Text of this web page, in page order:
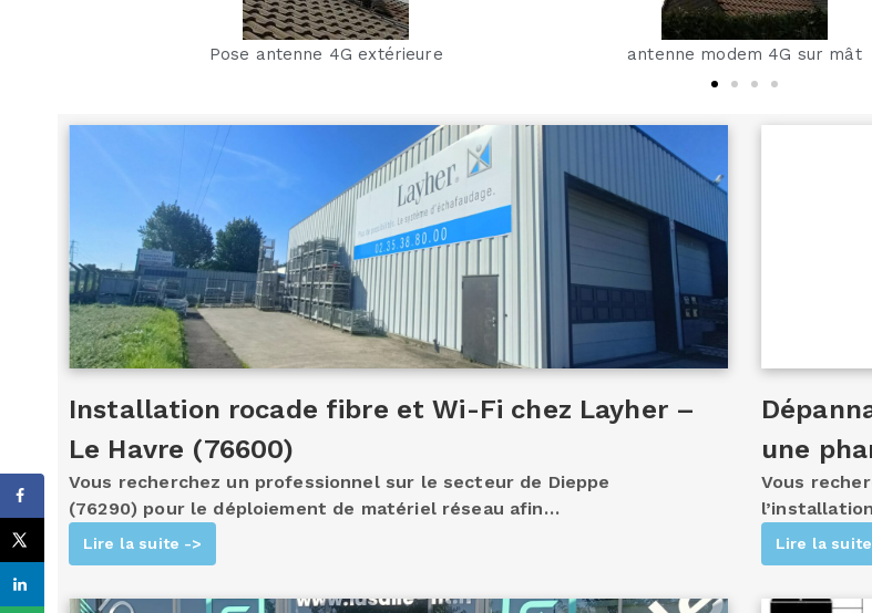
antenne modem 4G sur mât antenne modem 4g en façade
Installation rocade fibre et Wi-Fi chez Layher –
Le Havre (76600)
Vous recherchez un professionnel sur le secteur de Dieppe
(76290) pour le déploiement de matériel réseau afin…
Lire la suite ->
une
Vous
Lire la